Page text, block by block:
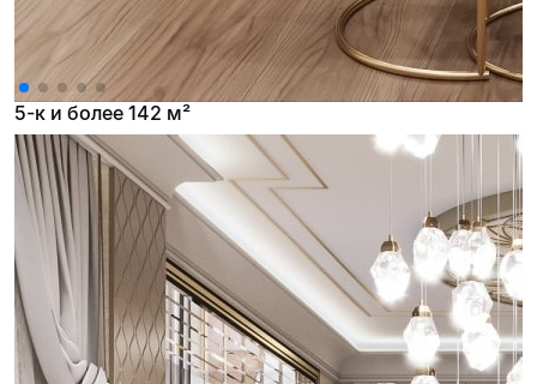
5-к и более 142 м²